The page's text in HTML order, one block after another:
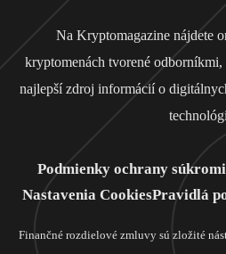
Na Kryptomagazine nájdete
kryptomenách tvorené
najlepší zdroj informácií o
Podmienky ochrany
Nastavenia CookiesPravidlá
Finančné rozdielové zmluvy sú zložité